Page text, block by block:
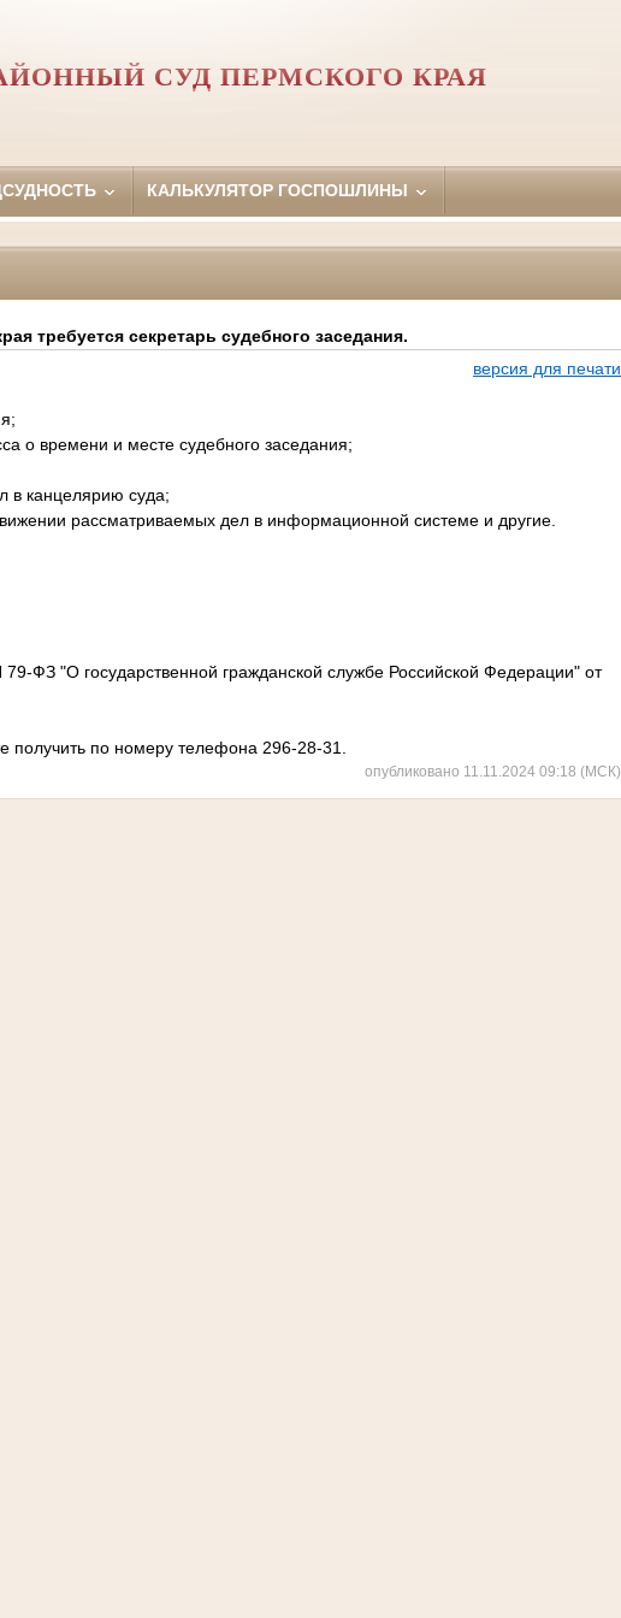
СУД ПЕРМСКОГО КРАЯ
КАЛЬКУЛЯТОР ГОСПОШЛИНЫ
требуется секретарь судебного заседания.
версия для печати
о времени и месте судебного заседания;
в канцелярию суда;
рассматриваемых дел в информационной системе и другие.
ФЗ "О государственной гражданской службе Российской Федерации" от
по номеру телефона 296-28-31.
опубликовано 11.11.2024 09:18 (МСК)